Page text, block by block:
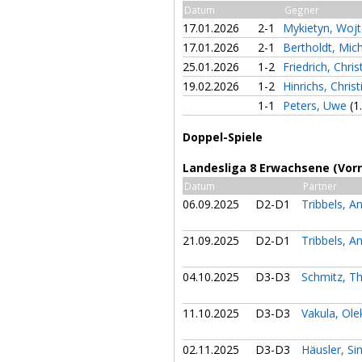
Datum Gegner
17.01.2026 2-1
Mykietyn,
17.01.2026
2-1
Bertholdt,
25.01.2026
1-2 Friedrich,
19.02.2026
1-2 Hinrichs,
1-1
Peters, Uwe
Doppel-Spiele
Landesliga 8 Erwachsene
Datum Partner
06.09.2025 D2-D1 Tribbels,
21.09.2025 D2-D1 Tribbels,
04.10.2025 D3-D3 Schmitz,
11.10.2025 D3-D3 Vakula,
02.11.2025 D3-D3 Häusler,